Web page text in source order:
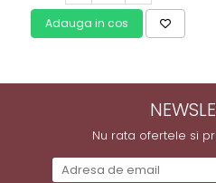
Adauga in cos
Nu rata ofertele si